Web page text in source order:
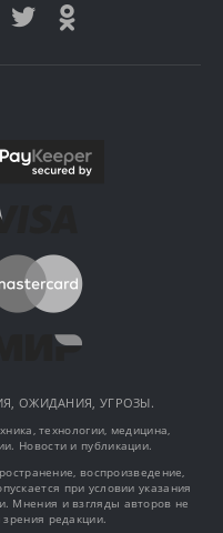
ОЖИДАНИЯ, УГРОЗЫ.
технологии, медицина,
Новости и публикации.
воспроизведение,
при условии указания
Мнения и взгляды авторов не
зрения редакции.